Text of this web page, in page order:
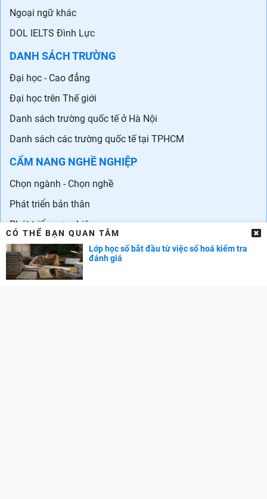
Ngoại ngữ khác
DOL IELTS Đình Lực
DANH SÁCH TRƯỜNG
Đại học - Cao đẳng
Đại học trên Thế giới
Danh sách trường quốc tế ở Hà Nội
Danh sách các trường quốc tế tại TPHCM
CẨM NANG NGHỀ NGHIỆP
Chọn ngành - Chọn nghề
Phát triển bản thân
Phát triển sự nghiệp
Tuyển dụng
GÓC PHỤ HUYNH
CÓ THỂ BẠN QUAN TÂM
Lớp học số bắt đầu từ việc số hoá kiểm tra
đánh giá